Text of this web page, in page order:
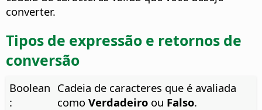
converter.
Tipos de expressão e retornos de
conversão
Boolean
:
Cadeia de caracteres que é avaliada
como Verdadeiroou Falso.